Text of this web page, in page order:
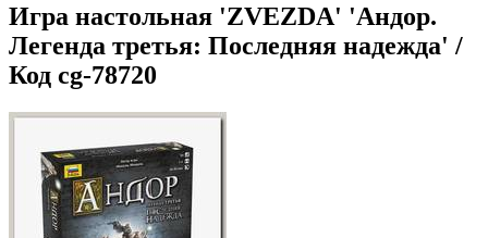
Игра настольная 'ZVEZDA' 'Андор.
Легенда третья: Последняя надежда' /
Код cg-78720